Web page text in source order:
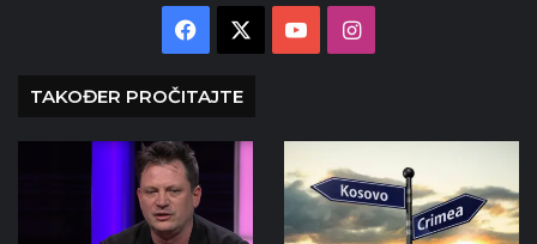
Facebook YouTubeInstagram
TAKOĐER PROČITAJTE